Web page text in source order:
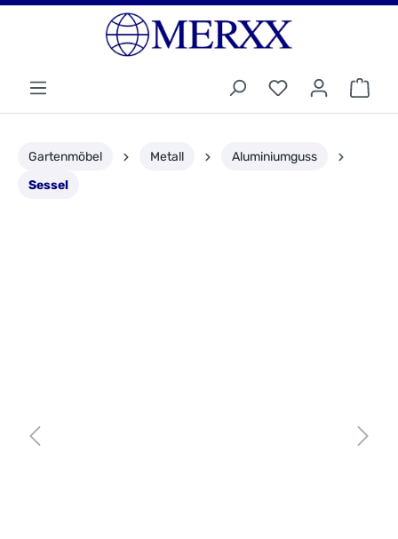
Gartenmöbel Metall
Aluminiumguss
Sessel